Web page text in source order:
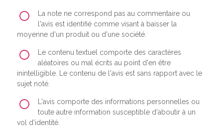
La note ne correspond pas au commentaire ou
l'avis est identifié comme visant à baisser la
moyenne d'un produit ou d'une société.
Le contenu textuel comporte des caractères
aléatoires ou mal écrits au point d'en être
inintelligible. Le contenu de l'avis est sans rapport avec le
sujet noté.
L'avis comporte des informations personnelles ou
toute autre information susceptible d'aboutir à un
vol d'identité.